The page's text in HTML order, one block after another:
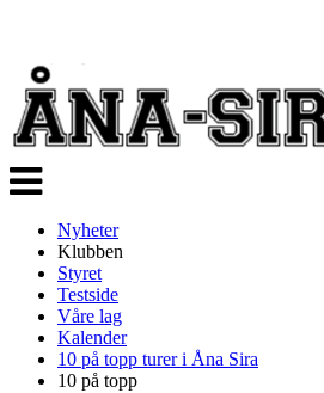
Veksle
navigasjon
Nyheter
Klubben
Styret
Testside
Våre lag
Kalender
10 på topp turer i Åna Sira
10 på topp